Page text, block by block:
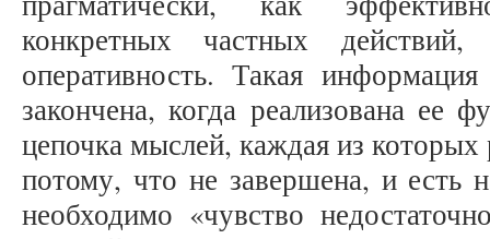
конкретных частных
оперативность. Такая
закончена, когда реализована ее
цепочка мыслей, каждая из
потому, что не завершена, и есть
необходимо «чувство